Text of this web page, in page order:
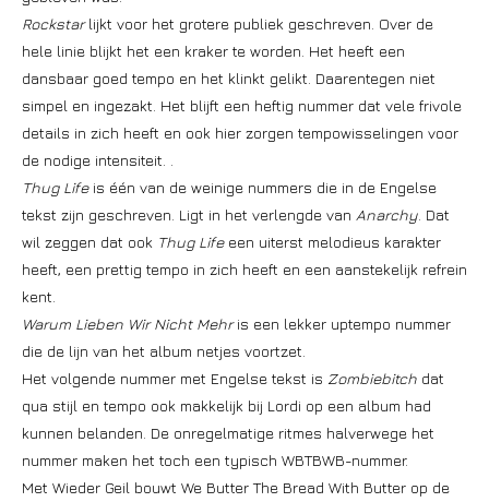
Rockstarlijkt voor het grotere publiek geschreven. Over de
hele linie blijkt het een kraker te worden. Het heeft een
dansbaar goed tempo en het klinkt gelikt. Daarentegen niet
simpel en ingezakt. Het blijft een heftig nummer dat vele frivole
details in zich heeft en ook hier zorgen tempowisselingen voor
de nodige intensiteit. .
Thug Lifeis één van de weinige nummers die in de Engelse
tekst zijn geschreven. Ligt in het verlengde van Anarchy . Dat
wil zeggen dat ook Thug Lifeeen uiterst melodieus karakter
heeft, een prettig tempo in zich heeft en een aanstekelijk refrein
kent.
Warum Lieben Wir Nicht Mehris een lekker uptempo nummer
die de lijn van het album netjes voortzet.
Het volgende nummer met Engelse tekst is Zombiebitch dat
qua stijl en tempo ook makkelijk bij Lordi op een album had
kunnen belanden. De onregelmatige ritmes halverwege het
nummer maken het toch een typisch WBTBWB-nummer.
Met Wieder Geil bouwt We Butter The Bread With Butter op de